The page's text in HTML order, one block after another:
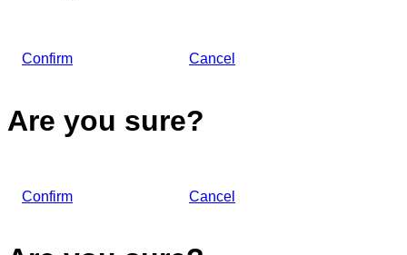
Confirm Cancel
Are you sure?
Confirm Cancel